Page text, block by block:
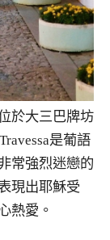
於大三巴牌坊
是葡語
常強烈迷戀的
現出耶穌受
熱愛。